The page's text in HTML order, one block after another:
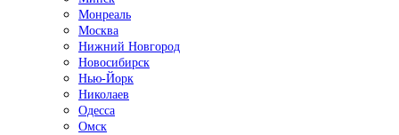
Монреаль
Москва
Нижний Новгород
Новосибирск
Нью-Йорк
Николаев
Одесса
Омск